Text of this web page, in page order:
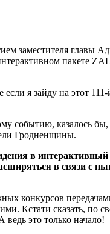
заместителя главы
пакете
я зайду на этот 111-
событию, казалось
Гродненщины.
в
в связи
конкурсов
Кстати сказать, по
это только начало!